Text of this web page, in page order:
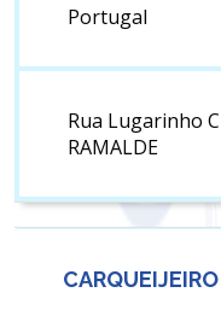
Portugal
Rua Lugarinho
RAMALDE